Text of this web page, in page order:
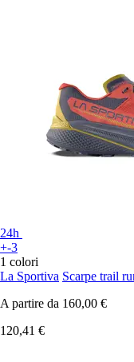
24h
+-3
1 colori
La Sportiva Scarpe trail
A partire da 160,00 €
120,41 €